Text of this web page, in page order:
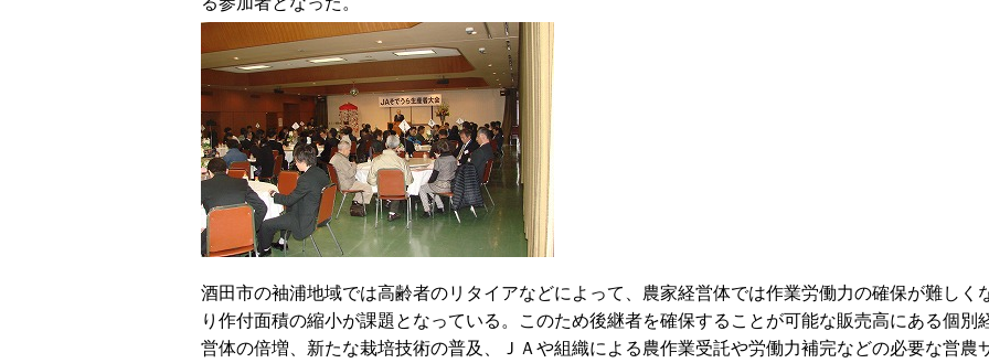
酒田市の袖浦地域では高齢者のリタイアなどによって、農家経営体では作業労働力の確保が難しく
り作付面積の縮小が課題となっている。このため後継者を確保することが可能な販売高にある個別
営体の倍増、新たな栽培技術の普及、ＪＡや組織による農作業受託や労働力補完などの必要な営農